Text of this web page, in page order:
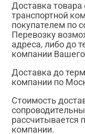
Доставка товара
транспортной
покупателем по
Перевозку
адреса, либо до
компании
Доставка до
компании по
Стоимость
рассчитывается
компании.